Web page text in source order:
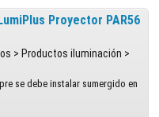
Proyector PAR56
> Productos iluminación >
se debe instalar sumergido en